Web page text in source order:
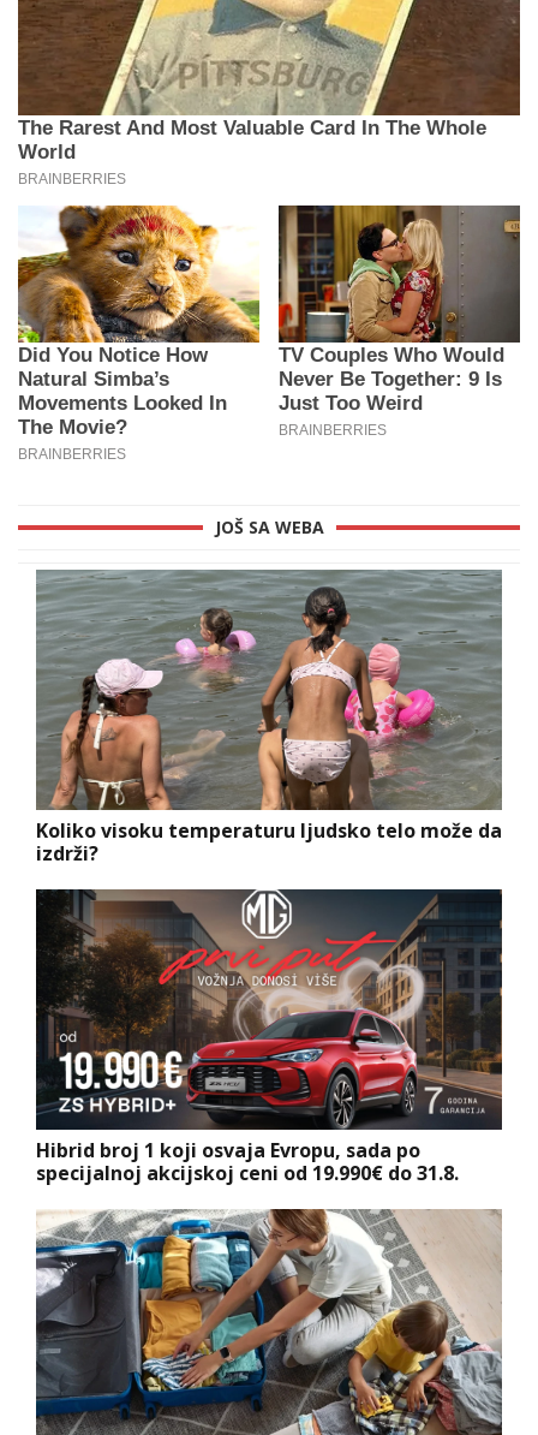
JOŠ SA WEBA
Koliko visoku temperaturu ljudsko telo može da
izdrži?
Hibrid broj 1 koji osvaja Evropu, sada po
specijalnoj akcijskoj ceni od 19.990€ do 31.8.